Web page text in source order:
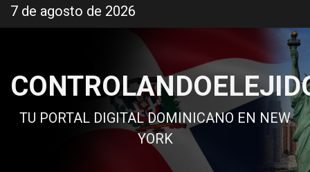
al
7 de agosto de 2026
TU PORTAL DIGITAL DOMINICANO EN NEW
YORK